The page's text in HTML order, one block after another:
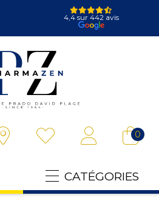
4,4 sur 442 avis
0
CATÉGORIES